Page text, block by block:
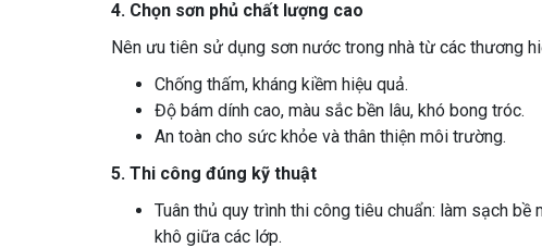
4. Chọn sơn phủ chất lượng cao
Nên ưu tiên sử dụng sơn nước trong nhà từ các thương
Chống thấm, kháng kiềm hiệu quả.
Độ bám dính cao, màu sắc bền lâu, khó bong tróc.
An toàn cho sức khỏe và thân thiện môi trường.
5. Thi công đúng kỹ thuật
Tuân thủ quy trình thi công tiêu chuẩn: làm sạch
khô giữa các lớp.